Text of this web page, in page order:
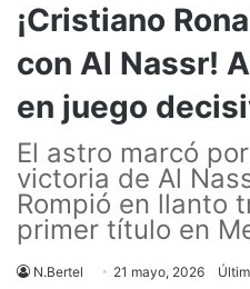
¡Cristiano
con Al Nassr!
en juego
El astro marcó
victoria de Al
Rompió en llanto
primer título en
N.Bertel 21 mayo, 2026